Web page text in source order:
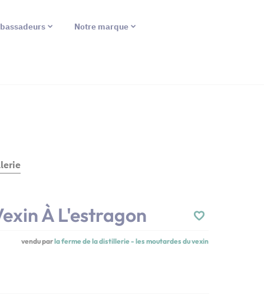
Notre marque
À L'estragon
vendu parla ferme de la distillerie - les moutardes du vexin